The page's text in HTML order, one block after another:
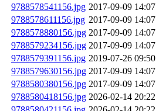
9788578541156.jpg 2017-09-09 14:07
9788578611156.jpg 2017-09-09 14:07
9788578880156.jpg 2017-09-09 14:07
9788579234156.jpg 2017-09-09 14:07
9788579391156.jpg 2019-07-26 09:50
9788579630156.jpg 2017-09-09 14:07
9788580380156.jpg 2017-09-09 14:07
9788580418156.jpg 2026-02-14 20:22